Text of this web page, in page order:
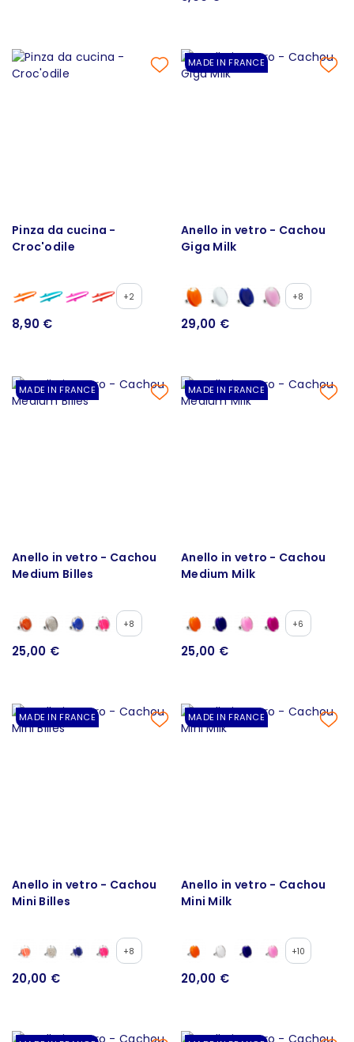
Pinza da cucina -
Croc'odile
+2
8,90 €
MADE IN FRANCE
Anello in vetro - Cachou
Giga Milk
+8
29,00 €
MADE IN FRANCE
Anello in vetro - Cachou
Medium Billes
+8
25,00 €
MADE IN FRANCE
Anello in vetro - Cachou
Medium Milk
+6
25,00 €
MADE IN FRANCE
Anello in vetro - Cachou
Mini Billes
+8
20,00 €
MADE IN FRANCE
Anello in vetro - Cachou
Mini Milk
+10
20,00 €